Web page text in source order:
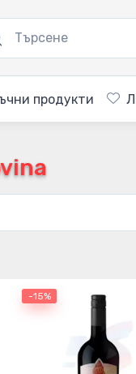
продукти
-15%